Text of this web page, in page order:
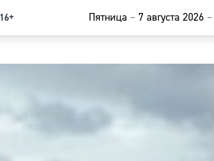
16+ Пятница – 7 августа 2026 –